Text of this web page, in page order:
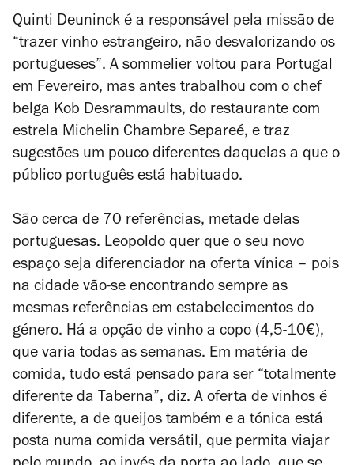
Quinti Deuninck é a responsável pela missão de
“trazer vinho estrangeiro, não desvalorizando os
portugueses”. A sommelier voltou para Portugal
em Fevereiro, mas antes trabalhou com o chef
belga Kob Desrammaults, do restaurante com
estrela Michelin Chambre Separeé, e traz
sugestões um pouco diferentes daquelas a que o
público português está habituado.
São cerca de 70 referências, metade delas
portuguesas. Leopoldo quer que o seu novo
espaço seja diferenciador na oferta vínica – pois
na cidade vão-se encontrando sempre as
mesmas referências em estabelecimentos do
género. Há a opção de vinho a copo (4,5-10€),
que varia todas as semanas. Em matéria de
comida, tudo está pensado para ser “totalmente
diferente da Taberna”, diz. A oferta de vinhos é
diferente, a de queijos também e a tónica está
posta numa comida versátil, que permita viajar